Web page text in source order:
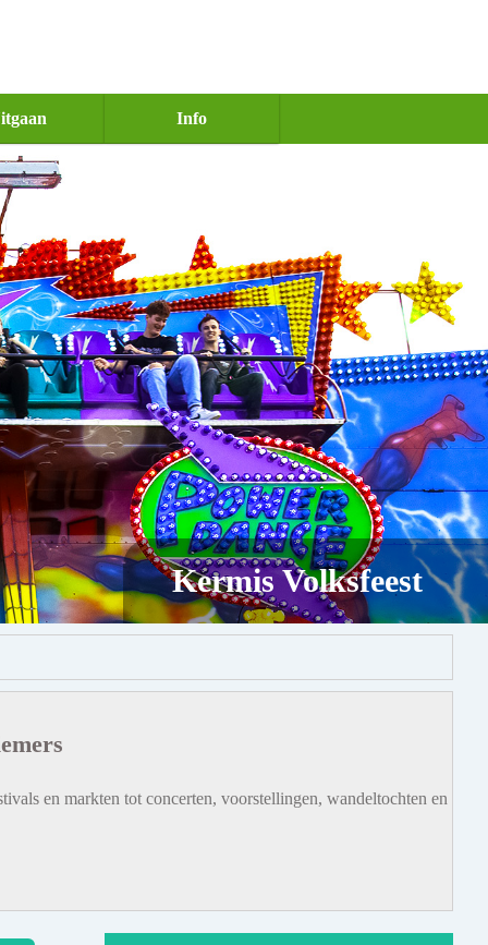
Info
Kermis Volksfeest
en markten tot concerten, voorstellingen, wandeltochten en